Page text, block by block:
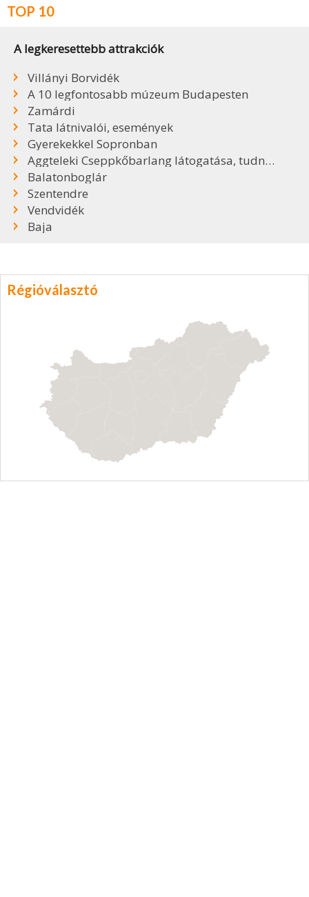
TOP 10
A legkeresettebb attrakciók
Villányi Borvidék
A 10 legfontosabb múzeum Budapesten
Zamárdi
Tata látnivalói, események
Gyerekekkel Sopronban
Aggteleki Cseppkőbarlang látogatása, tudnivalók
Balatonboglár
Szentendre
Vendvidék
Baja
Régióválasztó